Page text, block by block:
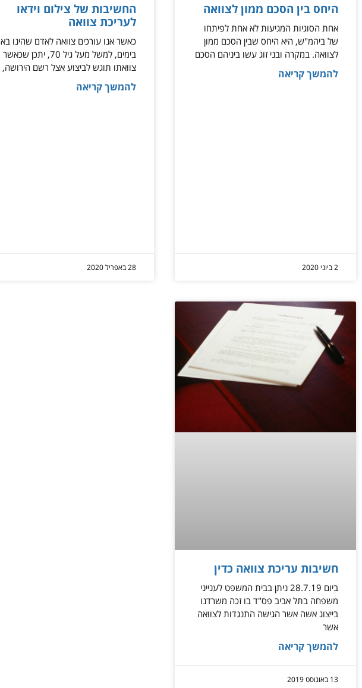
היחס בין הסכם ממון לצוואה
אחת הסוגיות המגיעות לא אחת לפיתחו
של ביהמ"ש, היא היחס שבין הסכם ממון
לצוואה. במקרה ובני זוג עשו ביניהם הסכם
להמשך קריאה
2 ביוני 2020
החשיבות של צילום וידאו
לעריכת צוואה
כאשר אנו עורכים צוואה לאדם שהינו בא
בימים, למשל מעל גיל 70, יתכן שכאשר
צוואתו תוגש לביצוע אצל רשם הירושה,
להמשך קריאה
28 באפריל 2020
חשיבות עריכת צוואה כדין
ביום 28.7.19 ניתן בבית המשפט לענייני
משפחה בתל אביב פס"ד בו זכה משרדנו
בייצוג אשה אשר הגישה התנגדות לצוואה
אשר
להמשך קריאה
13 באוגוסט 2019